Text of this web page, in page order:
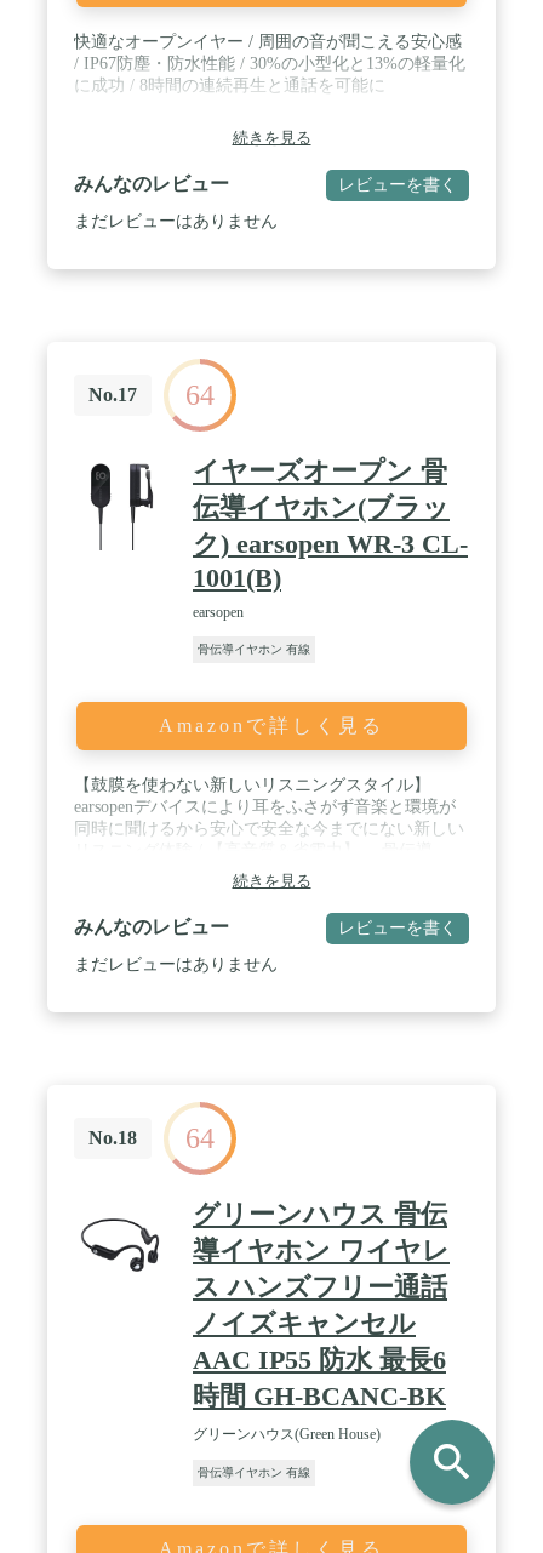
ちろん、さまざまなアクティビティに対応します。
快適なオープンイヤー / 周囲の音が聞こえる安心感
/ IP67防塵・防水性能 / 30%の小型化と13%の軽量化
に成功 / 8時間の連続再生と通話を可能に
続きを見る
みんなのレビュー レビューを書く
まだレビューはありません
No.17 64
イヤーズオープン 骨
伝導イヤホン(ブラッ
ク) earsopen WR-3 CL-
1001(B)
earsopen
骨伝導イヤホン 有線
Amazonで詳しく見る
【鼓膜を使わない新しいリスニングスタイル】
earsopenデバイスにより耳をふさがず音楽と環境が
同時に聞けるから安心で安全な今までにない新しい
（earsopen)デバイスとして世界最高*の再生帯域4Hz
～40,000Hzのデバイスを搭載。さらに省電力を可能
にし長時間の再生も可能。 *KEYENCE社の超高
速・高精度レーザー変位計 LK-G5000シリーズにて
測定。再生帯域4Hz～40kHz（2017年4月1日現在
ィス等）では最大音量の70-80％程度、環境音の比
較的大きな場所（交通量の多い場所や商店街等）で
は最大音量の90%〜100%を目安にしてください。 /
＜使用時のご注意点＞ Androidスマートフォンや
ゲーム機、ラジオでは出力が低く、十分な音量を得
られない場合があります。
続きを見る
みんなのレビュー レビューを書く
まだレビューはありません
No.18 64
グリーンハウス 骨伝
導イヤホン ワイヤレ
ス ハンズフリー通話
ノイズキャンセル
AAC IP55 防水 最長6
時間 GH-BCANC-BK
グリーンハウス(Green House)
骨伝導イヤホン 有線
Amazonで詳しく見る
search